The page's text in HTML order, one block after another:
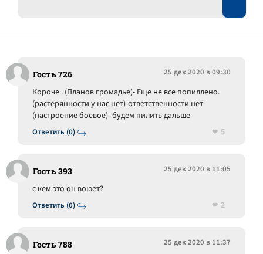
Гость 726 25 дек 2020 в 09:30
Ответить (0)
Короче . (Планов громадье)- Еще не все попиллено.
(растерянности у нас нет)-ответственности нет
(настроение боевое)- будем пилить дальше
5
Гость 393 25 дек 2020 в 11:05
Ответить (0)
с кем это он воюет?
2
Гость 788 25 дек 2020 в 11:37